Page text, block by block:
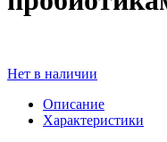
Нет в наличии
Описание
Характеристики